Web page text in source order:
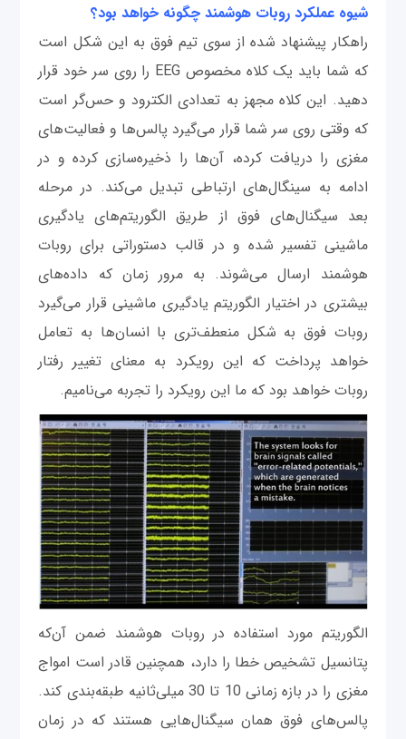
شیوه عملکرد روبات هوشمند چگونه خواهد بود؟
راهکار پیشنهاد شده از سوی تیم فوق به این شکل است
که شما باید یک کلاه مخصوص EEG را روی سر خود قرار
دهید. این کلاه مجهز به تعدادی الکترود و حس‌گر است
که وقتی روی سر شما قرار می‌گیرد پالس‌ها و فعالیت‌های
مغزی را دریافت کرده، آن‌ها را ذخیره‌سازی کرده و در
ادامه به سینگال‌های ارتباطی تبدیل می‌کند. در مرحله
بعد سیگنال‌های فوق از طریق الگوریتم‌های یادگیری
ماشینی تفسیر شده و در قالب دستوراتی برای روبات
هوشمند ارسال می‌شوند. به مرور زمان که داده‌های
بیشتری در اختیار الگوریتم یادگیری ماشینی قرار می‌گیرد
روبات فوق به شکل منعطف‌تری با انسان‌ها به تعامل
خواهد پرداخت که این رویکرد به معنای تغییر رفتار
روبات خواهد بود که ما این رویکرد را تجربه می‌نامیم.
الگوریتم مورد استفاده در روبات هوشمند ضمن آن‌که
پتانسیل تشخیص خطا را دارد، همچنین قادر است امواج
مغزی را در بازه زمانی 10 تا 30 میلی‌ثانیه طبقه‌بندی کند.
پالس‌های فوق همان سیگنال‌هایی هستند که در زمان